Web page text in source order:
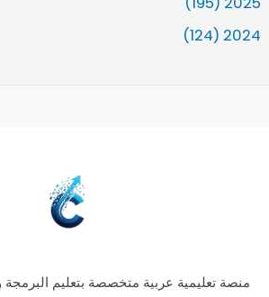
2024 (124)
منصة تعليمية عربية متخصصة بتعليم البرمجة